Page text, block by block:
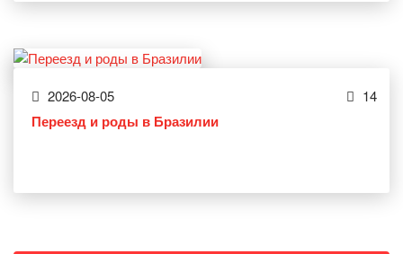
2026-08-05 14
Переезд и роды в Бразилии